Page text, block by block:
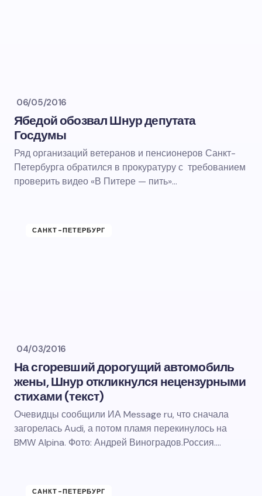
06/05/2016
Ябедой обозвал Шнур депутата
Госдумы
Ряд организаций ветеранов и пенсионеров Санкт-
Петербурга обратился в прокуратуру с требованием
проверить видео «В Питере — пить»…
САНКТ-ПЕТЕРБУРГ
04/03/2016
На сгоревший дорогущий автомобиль
жены, Шнур откликнулся нецензурными
стихами (текст)
Очевидцы сообщили ИА Message ru, что сначала
загорелась Audi, а потом пламя перекинулось на
BMW Alpina. Фото: Андрей Виноградов.Россия.…
САНКТ-ПЕТЕРБУРГ